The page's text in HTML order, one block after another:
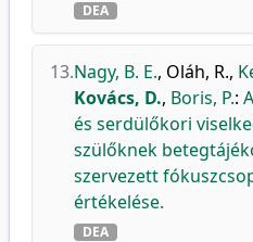
DEA
13.Nagy, B. E., Oláh, R.,
Kovács, D., Boris, P.:
és serdülőkori
szülőknek
szervezett
értékelése.
DEA